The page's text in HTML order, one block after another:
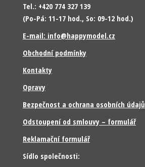
Tel.: +420 774 327 139
(Po-Pá: 11-17 hod., So: 09-12 hod.)
E-mail: info@happymodel.cz
Obchodní podmínky
Kontakty
Opravy
Bezpečnost a ochrana osobních údajů
Odstoupení od smlouvy – formulář
Reklamační formulář
Sídlo společnosti: